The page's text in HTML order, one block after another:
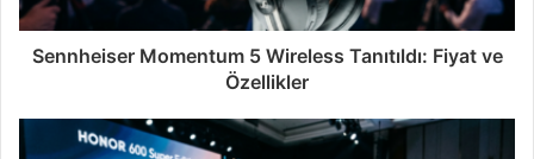
Sennheiser Momentum 5 Wireless Tanıtıldı: Fiyat ve
Özellikler